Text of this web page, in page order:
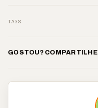
TAGS
GOSTOU? COMPARTILHE